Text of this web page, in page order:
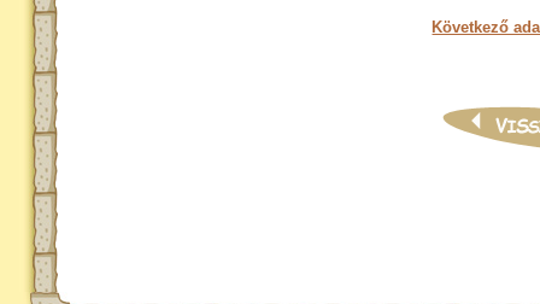
Következő